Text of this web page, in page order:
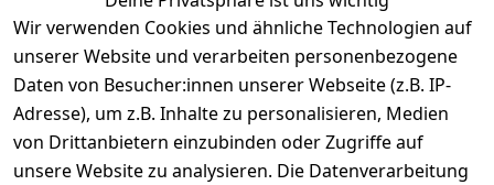
Wir verwenden Cookies und ähnliche Technologien auf
unserer Website und verarbeiten personenbezogene
Daten von Besucher:innen unserer Webseite (z.B. IP-
Adresse), um z.B. Inhalte zu personalisieren, Medien
von Drittanbietern einzubinden oder Zugriffe auf
unsere Website zu analysieren. Die Datenverarbeitung
Registrieren
Zahlung und Versand